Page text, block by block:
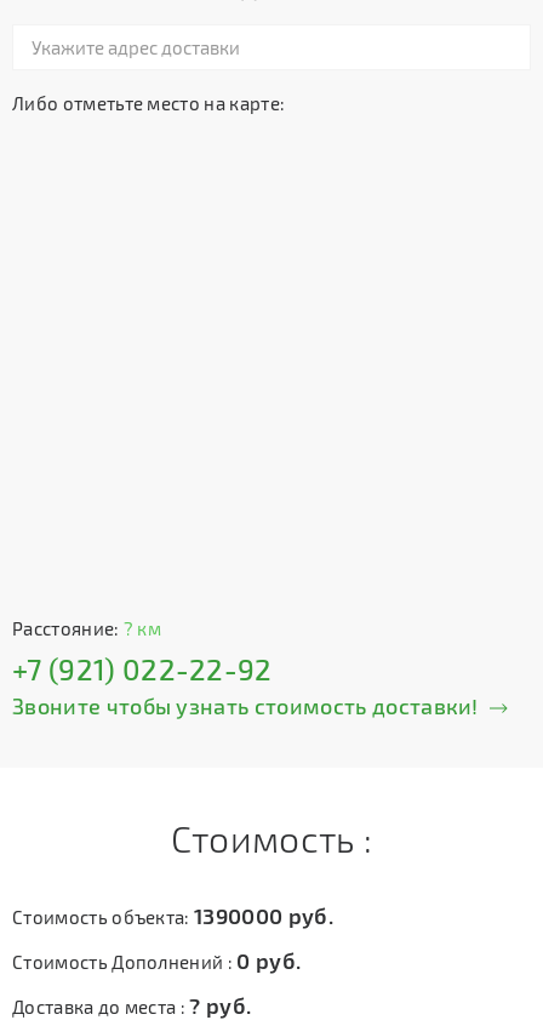
Либо отметьте место на карте:
Расстояние: ? км
+7 (921) 022-22-92
Звоните чтобы узнать стоимость доставки!
Стоимость :
Стоимость объекта:1390000 руб.
Стоимость Дополнений : 0 руб.
Доставка до места :? руб.